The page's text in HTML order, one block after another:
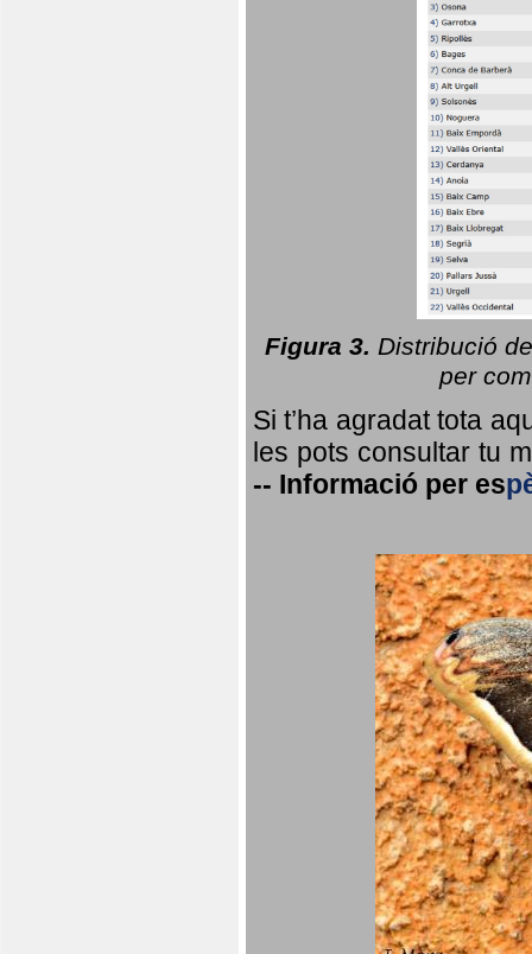
Figura 3. Distribució
per
Si t’ha agradat tota
les pots consultar tu
-- Informació per es